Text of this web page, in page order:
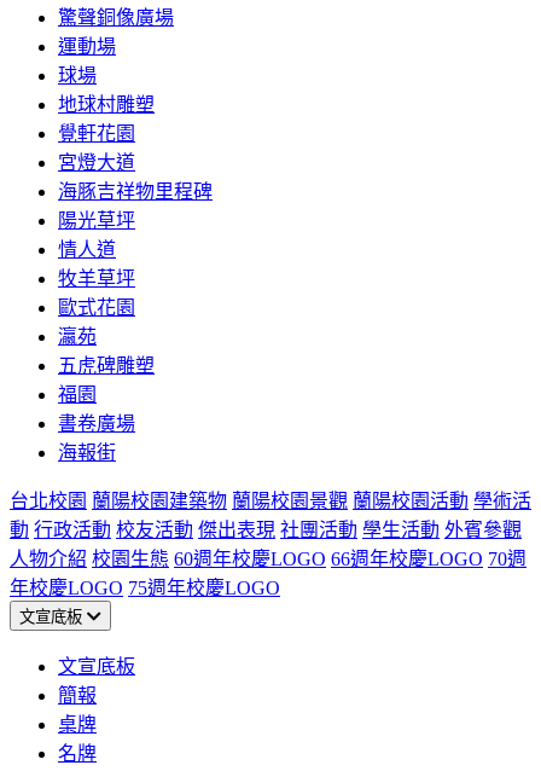
驚聲銅像廣場
運動場
球場
地球村雕塑
覺軒花園
宮燈大道
海豚吉祥物里程碑
陽光草坪
情人道
牧羊草坪
歐式花園
瀛苑
五虎碑雕塑
福園
書卷廣場
海報街
台北校園 蘭陽校園建築物 蘭陽校園景觀 蘭陽校園活動 學術活
動 行政活動 校友活動 傑出表現 社團活動 學生活動 外賓參觀
人物介紹 校園生態 60週年校慶LOGO 66週年校慶LOGO 70週
年校慶LOGO 75週年校慶LOGO
文宣底板
文宣底板
簡報
桌牌
名牌